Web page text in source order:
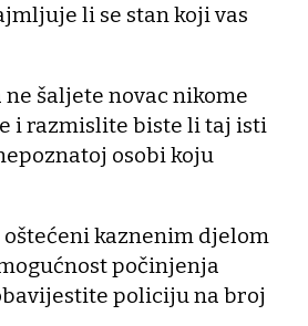
li se stan koji vas
šaljete novac nikome
i razmislite biste li taj isti
osobi koju
oštećeni kaznenim djelom
počinjenja
policiju na broj